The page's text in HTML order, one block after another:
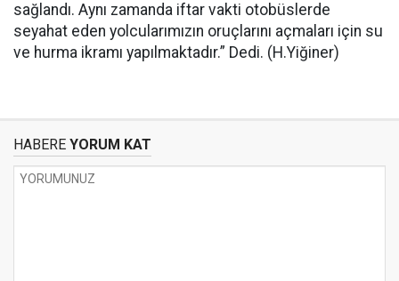
sağlandı. Aynı zamanda iftar vakti otobüslerde
seyahat eden yolcularımızın oruçlarını açmaları için su
ve hurma ikramı yapılmaktadır.” Dedi. (H.Yiğiner)
HABERE YORUM KAT